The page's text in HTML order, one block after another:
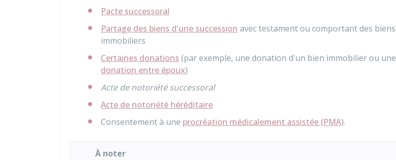
Pacte successoral
Partage des biens d'une succession avec testament ou comportant des biens
immobiliers
Certaines donations (par exemple, une donation d'un bien immobilier ou une
donation entre époux)
Acte de notoriété successoral
Acte de notoriété héréditaire
Consentement à une procréation médicalement assistée (PMA).
À noter